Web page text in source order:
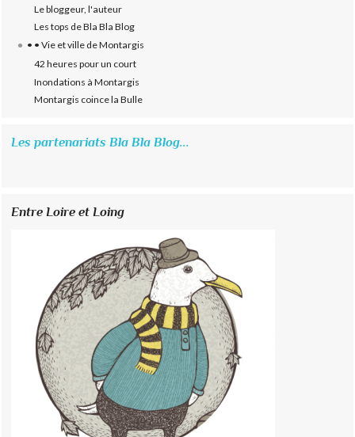
Le bloggeur, l'auteur
Les tops de Bla Bla Blog
• • Vie et ville de Montargis
42 heures pour un court
Inondations à Montargis
Montargis coince la Bulle
Les partenariats Bla Bla Blog...
Entre Loire et Loing